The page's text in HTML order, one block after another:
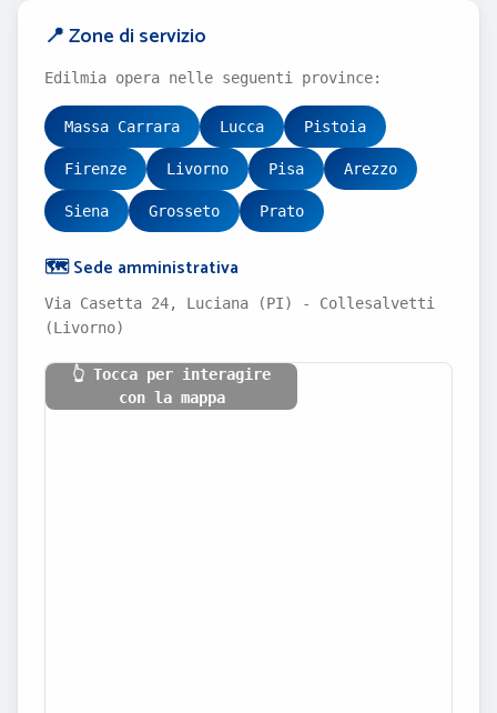
📍 Zone di servizio
Edilmia opera nelle seguenti province:
Massa Carrara Lucca Pistoia
Firenze Livorno Pisa Arezzo
Siena Grosseto Prato
🗺️ Sede amministrativa
Via Casetta 24, Luciana (PI) - Collesalvetti
(Livorno)
👆 Tocca per interagire
con la mappa